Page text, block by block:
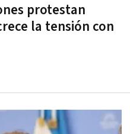
protestan
la tensión con